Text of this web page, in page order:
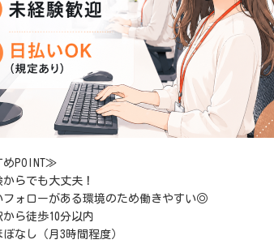
POINT≫
らでも大丈夫！
ォローがある環境のため働きやすい◎
ら徒歩10分以内
なし（月3時間程度）